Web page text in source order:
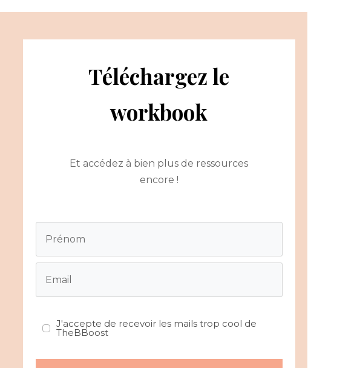
Téléchargez le
workbook
Et accédez à bien plus de ressources
encore !
J'accepte de recevoir les mails trop cool de
TheBBoost